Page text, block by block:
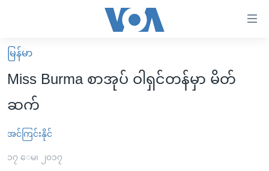
လွယ်ကူ
စေ
များ
ပင်မ
မူလစာမျက်နှာ
မြန်မာ
ကမ္ဘာ့သတင်းများ
နိုင်ငံတကာ
ဗွီဒီယို
မြန်မာ
Miss Burma စာအုပ် ဝါရှင်တန်မှာ မိတ်
ဆက်
အင်ကြင်းနိုင်
၁၇ ေမ၊ ၂၀၁၇